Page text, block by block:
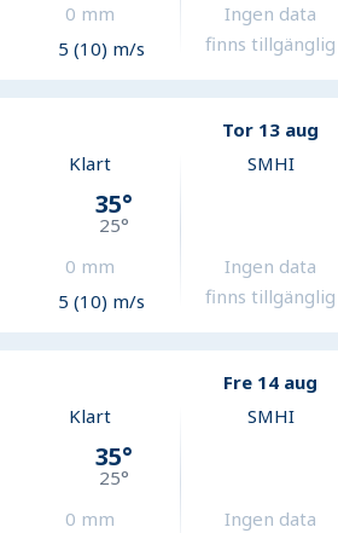
0 mm
5 (10) m/s
Ingen data
finns tillgänglig
Tor 13 aug
Klart
35°
25°
0 mm
5 (10) m/s
SMHI
Ingen data
finns tillgänglig
Fre 14 aug
Klart
35°
25°
0 mm
SMHI
Ingen data